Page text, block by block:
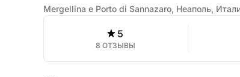
Mergellina e Porto di Sannazaro, Неаполь,
5
8 ОТЗЫВЫ